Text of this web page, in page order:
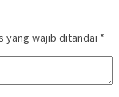
yang wajib ditandai *